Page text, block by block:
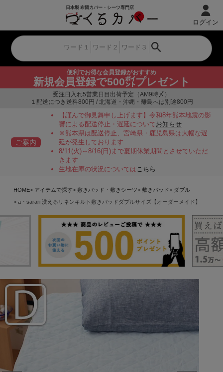
便利でお得な会員登録がおすすめ
新規会員登録で500㌽プレゼント
ログイン
受注日入れ5営業日目出荷予定（AM9時〆）
１配送につき送料800円 / 北海道・沖縄・離島へは別途800円
ご案内
【謹んで御見舞申し上げます】令和8年熊本地震の影
響による配送停止・遅延についてお知らせ
※熊本県は配送停止、宮崎県・鹿児島県は大幅な遅
延が発生しております
8/11(火)～8/16(日)まで夏期休業期間とさせていただ
きます
生地在庫の状況についてはこちら
HOME アイテムで探す 敷きパッド・敷きシーツ 敷きパッド
ダブル
a・sarari 洗えるリネンキルト敷きパッドダブルサイズ【オーダーメイド】